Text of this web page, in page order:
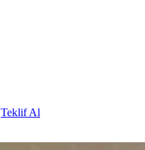
Teklif Al